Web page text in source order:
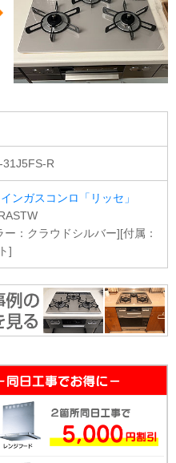
31J5FS-R
ンガスコンロ「リッセ」
：クラウドシルバー][付属：
]